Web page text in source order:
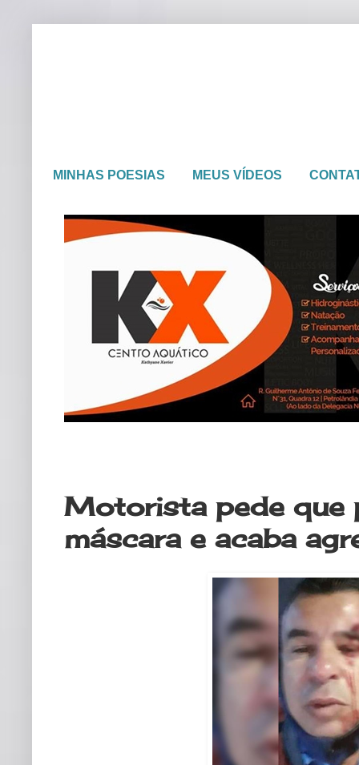
MINHAS POESIAS MEUS VÍDEOS
Motorista pede que
máscara e acaba